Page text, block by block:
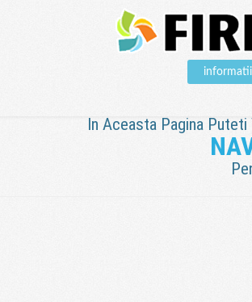
informatii
In Aceasta Pagina